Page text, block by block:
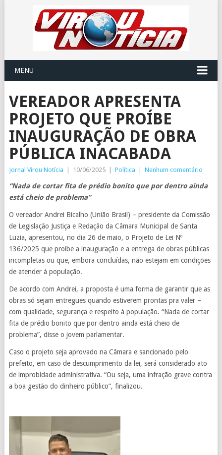
MENU
VEREADOR APRESENTA
PROJETO QUE PROÍBE
INAUGURAÇÃO DE OBRA
PÚBLICA INACABADA
Jornal Virou Notícia 10/06/2025 Política Nenhum comentário
“Nada de cortar fita de prédio bonito que por dentro ainda
está cheio de problema”
O vereador Andrei Bicalho (União Brasil) – presidente da Comissão
de Legislação Justiça e Redação da Câmara Municipal de Santa
Luzia, apresentou, no dia 26 de maio, o Projeto de Lei Nº
136/2025 que proíbe a inauguração e a entrega de obras públicas
incompletas ou que, embora concluídas, não estejam em condições
de atender à população.
De acordo com Andrei, a proposta é uma forma de garantir que as
obras só sejam entregues quando estiverem prontas pra valer –
com qualidade, segurança e respeito à população. “Nada de cortar
fita de prédio bonito que por dentro ainda está cheio de
problema”, disse o jovem parlamentar.
Caso o projeto seja aprovado na Câmara e sancionado pelo
prefeito, em caso de descumprimento da lei, será considerado ato
de improbidade administrativa. “Ou seja, uma infração grave contra
a boa gestão do dinheiro público”, finalizou.